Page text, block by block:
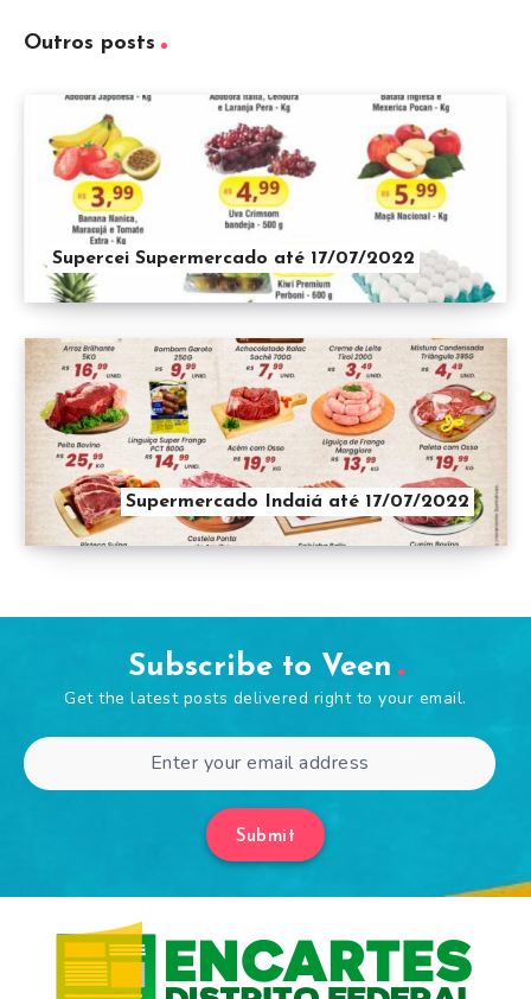
Outros posts
Supercei Supermercado até 17/07/2022
Supermercado Indaiá até 17/07/2022
Subscribe to Veen
Get the latest posts delivered right to your email.
Submit